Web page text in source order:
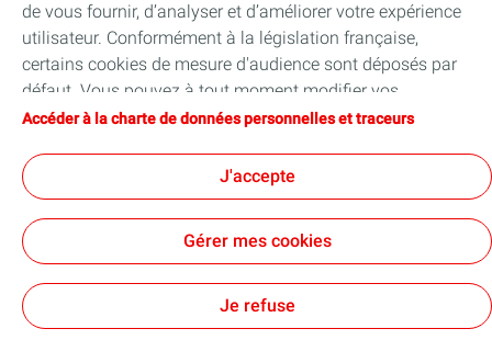
Nos partenaires
Collaborer avec TotalEnergies
Accessibilité
Conditions Générales d’Utilisation
Accessibilité : Partiellement conforme
de vous fournir, d’analyser et d’améliorer votre expérience
utilisateur. Conformément à la législation française,
certains cookies de mesure d'audience sont déposés par
défaut. Vous pouvez à tout moment modifier vos
paramètres de cookies en cliquant sur le bouton « Gérer
vous acceptez le dépôt de l’ensemble des cookies. Dans le
cas où vous cliquez sur « Je refuse », seuls les cookies
techniques nécessaires au bon fonctionnement du site
seront utilisés. Pour plus d’informations, vous pouvez
traceurs ».
Accéder à la charte de données personnelles et traceurs
J'accepte
Gérer mes cookies
Je refuse